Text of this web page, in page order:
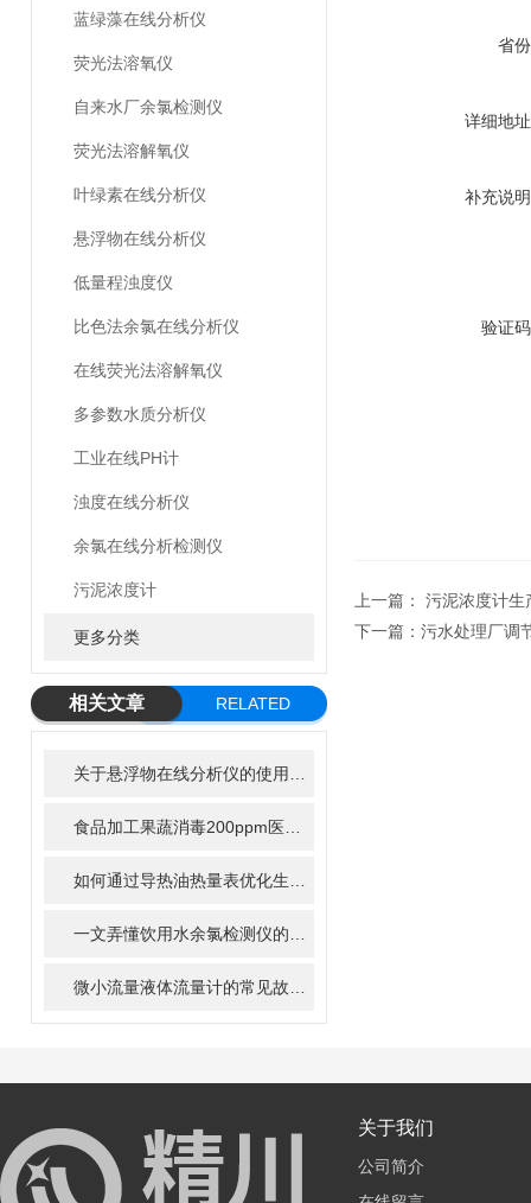
蓝绿藻在线分析仪
荧光法溶氧仪
自来水厂余氯检测仪
荧光法溶解氧仪
叶绿素在线分析仪
悬浮物在线分析仪
低量程浊度仪
比色法余氯在线分析仪
在线荧光法溶解氧仪
多参数水质分析仪
工业在线PH计
浊度在线分析仪
余氯在线分析检测仪
污泥浓度计
更多分类
相关文章
RELATED
省
详细地
补充说
验证
上一篇： 污泥浓度计生
下一篇： 污水处理厂调
关于我们
公司简介